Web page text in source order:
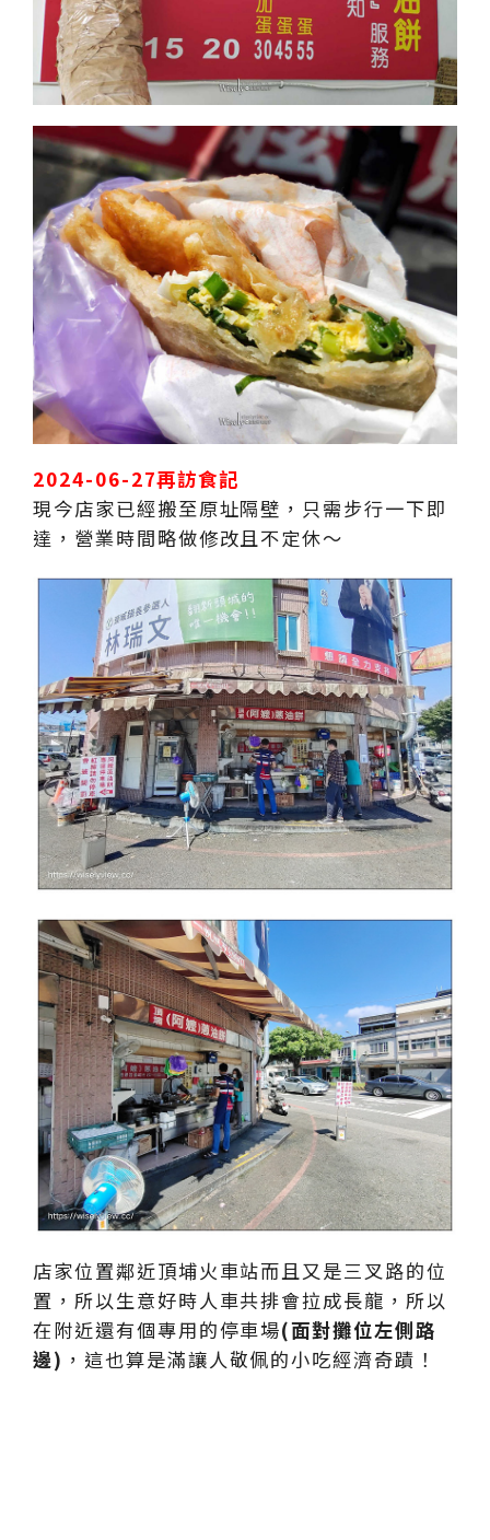
2024-06-27再訪食記
現今店家已經搬至原址隔壁，只需步行一下即
達，營業時間略做修改且不定休～
店家位置鄰近頂埔火車站而且又是三叉路的位
置，所以生意好時人車共排會拉成長龍，所以
在附近還有個專用的停車場(面對攤位左側路
邊) ，這也算是滿讓人敬佩的小吃經濟奇蹟！